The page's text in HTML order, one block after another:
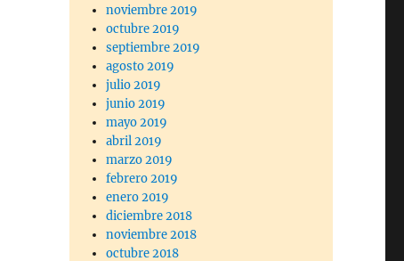
noviembre 2019
octubre 2019
septiembre 2019
agosto 2019
julio 2019
junio 2019
mayo 2019
abril 2019
marzo 2019
febrero 2019
enero 2019
diciembre 2018
noviembre 2018
octubre 2018